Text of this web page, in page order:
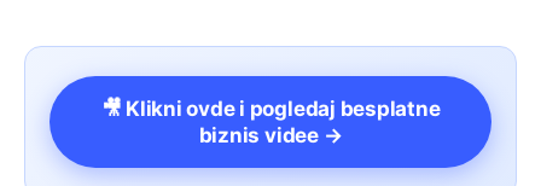
🎥 Klikni ovde i pogledaj besplatne
biznis videe →